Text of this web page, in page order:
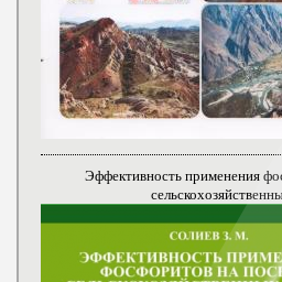
Эффективность применения